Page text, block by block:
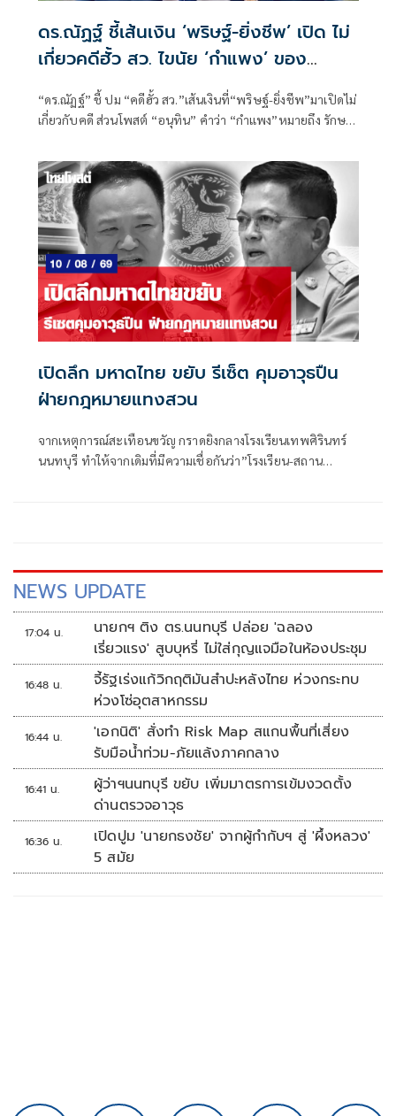
ดร.ณัฏฐ์ ชี้เส้นเงิน ‘พริษฐ์-ยิ่งชีพ’ เปิด ไม่
เกี่ยวคดีฮั้ว สว. ไขนัย ‘กำแพง’ ของ
“ดร.ณัฏฐ์” ชี้ ปม “คดีฮั้ว สว.”เส้นเงินที่“พริษฐ์-ยิ่งชีพ”มาเปิดไม่
เกี่ยวกับคดี ส่วนโพสต์ “อนุทิน” คำว่า “กำแพง”หมายถึง รักษา
เปิดลึก มหาดไทย ขยับ รีเซ็ต คุมอาวุธปืน
ฝ่ายกฎหมายแทงสวน
จากเหตุการณ์สะเทือนขวัญ กราดยิงกลางโรงเรียนเทพศิรินทร์
นนทบุรี ทำให้จากเดิมที่มีความเชื่อกันว่า”โรงเรียน-สถาน
เหตุจะเป็นปืนในบ้านของผู้ก่อเหตุ แต่ทำให้สังคมเล็งเห็นถึง
อันตราย ความไม่ปลอดภัยหากการควบคุมอาวุธปืนยังไม่มี
ประสิทธิภาพ
NEWS UPDATE
17:04 น.
นายกฯ ติง ตร.นนทบุรี ปล่อย 'ฉลอง
เรี่ยวแรง' สูบบุหรี่ ไม่ใส่กุญแจมือในห้องประชุม
16:48 น.
จี้รัฐเร่งแก้วิกฤติมันสำปะหลังไทย ห่วงกระทบ
ห่วงโซ่อุตสาหกรรม
16:44 น.
'เอกนิติ' สั่งทำ Risk Map สแกนพื้นที่เสี่ยง
รับมือน้ำท่วม-ภัยแล้งภาคกลาง
16:41 น.
ผู้ว่าฯนนทบุรี ขยับ เพิ่มมาตรการเข้มงวดตั้ง
ด่านตรวจอาวุธ
16:36 น.
เปิดปูม 'นายกธงชัย' จากผู้กำกับฯ สู่ 'ผึ้งหลวง'
5 สมัย